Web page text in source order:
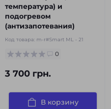
температура) и
подогревом
(антизапотевания)
Код товара: m-r#Smart ML - 21
0
3 700 грн.
В корзину